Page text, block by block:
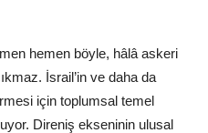
hemen böyle, hâlâ askeri
İsrail’in ve daha da
için toplumsal temel
Direniş ekseninin ulusal